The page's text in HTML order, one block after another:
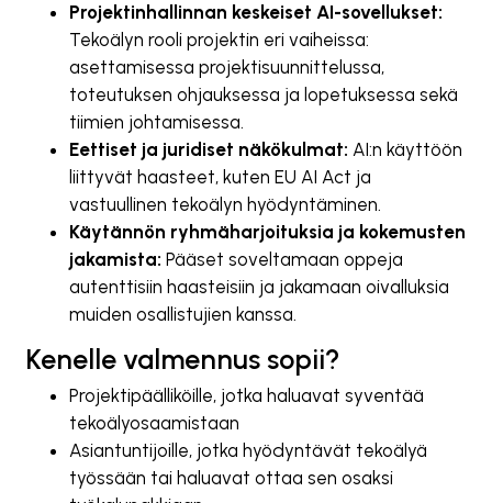
Projektinhallinnan keskeiset AI-sovellukset:
Tekoälyn rooli projektin eri vaiheissa:
asettamisessa projektisuunnittelussa,
toteutuksen ohjauksessa ja lopetuksessa sekä
tiimien johtamisessa.
Eettiset ja juridiset näkökulmat: AI:n käyttöön
liittyvät haasteet, kuten EU AI Act ja
vastuullinen tekoälyn hyödyntäminen.
Käytännön ryhmäharjoituksia ja kokemusten
jakamista: Pääset soveltamaan oppeja
autenttisiin haasteisiin ja jakamaan oivalluksia
muiden osallistujien kanssa.
Kenelle valmennus sopii?
Projektipäälliköille, jotka haluavat syventää
tekoälyosaamistaan
Asiantuntijoille, jotka hyödyntävät tekoälyä
työssään tai haluavat ottaa sen osaksi